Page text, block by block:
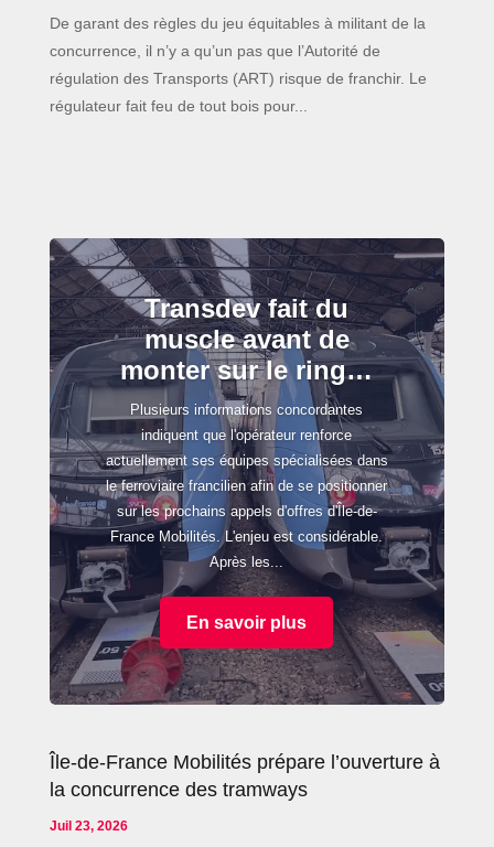
De garant des règles du jeu équitables à militant de la
concurrence, il n’y a qu’un pas que l’Autorité de
régulation des Transports (ART) risque de franchir. Le
régulateur fait feu de tout bois pour...
Transdev fait du
muscle avant de
monter sur le ring…
Plusieurs informations concordantes
indiquent que l'opérateur renforce
actuellement ses équipes spécialisées dans
le ferroviaire francilien afin de se positionner
sur les prochains appels d'offres d'Île-de-
France Mobilités. L'enjeu est considérable.
Après les...
En savoir plus
Île-de-France Mobilités prépare l’ouverture à
la concurrence des tramways
Juil 23, 2026